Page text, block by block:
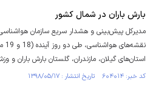
بارش باران در شمال کشور
مدیرکل پیش‌بینی و هشدار سریع سازمان
استان‌های گیلان، مازندران، گلستان بارش باران
کد خبر: ۶۰۴۰۱۴ تاریخ انتشار : ۱۳۹۸/۰۵/۱۷